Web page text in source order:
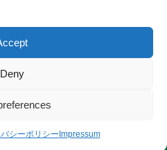
Deny
シーポリシー Impressum
責事項
になメモ.